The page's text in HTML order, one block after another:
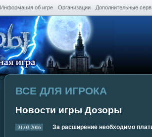
Информация об игре Организации Дополнительные
ВСЕ ДЛЯ ИГРОКА
Новости игры Дозоры
31.03.2006 За расширение необходимо